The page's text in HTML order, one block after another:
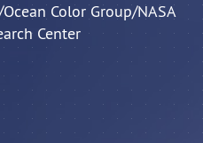
Color Group/NASA
Center